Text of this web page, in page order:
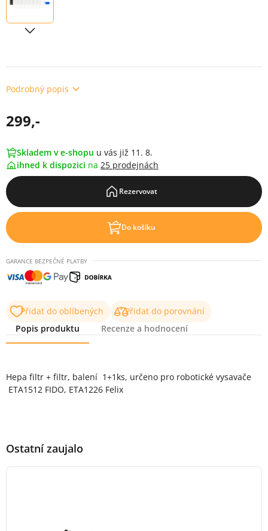
Podrobný popis
299,-
Skladem v e-shopu u vás již 11. 8.
ihned k dispozici na 25 prodejnách
Rezervovat
Do košíku
GARANCE BEZPEČNÉ PLATBY
Přidat do oblíbených
Přidat do porovnání
Popis produktu
Recenze a hodnocení
Hepa filtr + filtr, balení 1+1ks, určeno pro robotické vysavače
ETA1512 FIDO, ETA1226 Felix
Ostatní zaujalo